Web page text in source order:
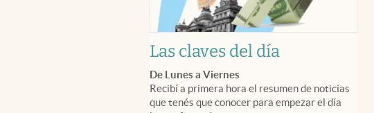
Las claves del día
De Lunes a Viernes
Recibí a primera hora el resumen de noticias
que tenés que conocer para empezar el día